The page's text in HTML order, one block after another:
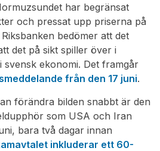
har begränsat
och pressat upp priserna på
bedömer att det
det på sikt spiller över i
svensk ekonomi. Det framgår
från den 17 juni.
förändra bilden snabbt är den
som USA och Iran
bara två dagar innan
inkluderar ett 60-